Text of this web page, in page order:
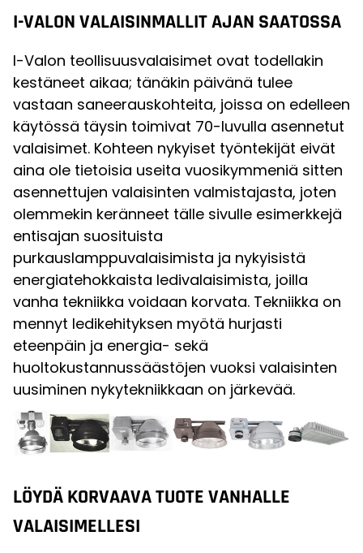
I-VALON VALAISINMALLIT AJAN SAATOSSA
I-Valon teollisuusvalaisimet ovat todellakin
kestäneet aikaa; tänäkin päivänä tulee
vastaan saneerauskohteita, joissa on edelleen
käytössä täysin toimivat 70-luvulla asennetut
valaisimet. Kohteen nykyiset työntekijät eivät
aina ole tietoisia useita vuosikymmeniä sitten
asennettujen valaisinten valmistajasta, joten
olemmekin keränneet tälle sivulle esimerkkejä
entisajan suosituista
purkauslamppuvalaisimista ja nykyisistä
energiatehokkaista ledivalaisimista, joilla
vanha tekniikka voidaan korvata. Tekniikka on
mennyt ledikehityksen myötä hurjasti
eteenpäin ja energia- sekä
huoltokustannussäästöjen vuoksi valaisinten
uusiminen nykytekniikkaan on järkevää.
LÖYDÄ KORVAAVA TUOTE VANHALLE
VALAISIMELLESI